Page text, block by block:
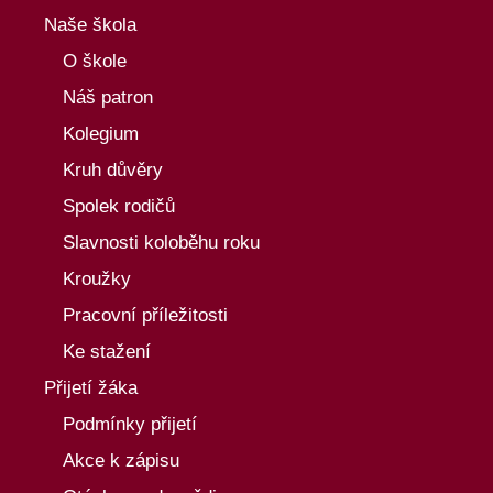
Naše škola
O škole
Náš patron
Kolegium
Kruh důvěry
Spolek rodičů
Slavnosti koloběhu roku
Kroužky
Pracovní příležitosti
Ke stažení
Přijetí žáka
Podmínky přijetí
Akce k zápisu